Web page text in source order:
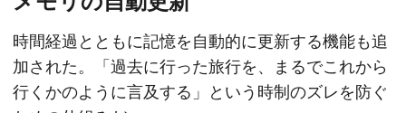
時間経過とともに記憶を自動的に更新する機能も追
加された。「過去に行った旅行を、まるでこれから
行くかのように言及する」という時制のズレを防ぐ